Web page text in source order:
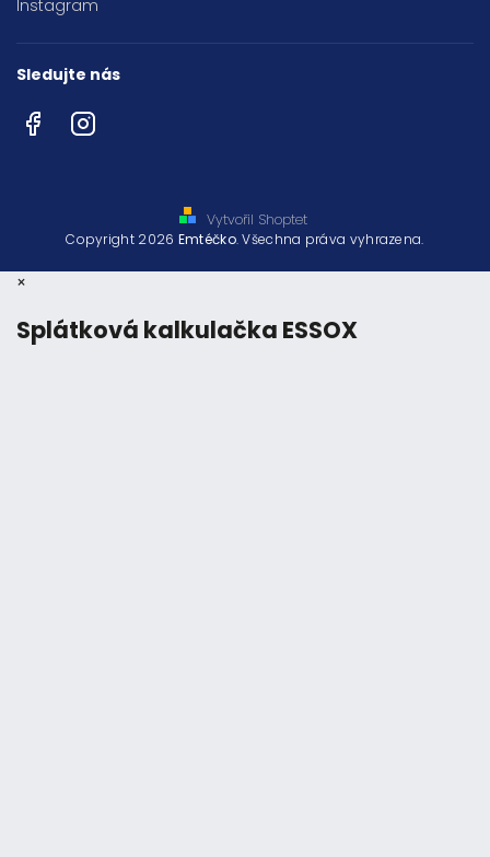
Instagram
Sledujte nás
FacebookInstagram
Vytvořil Shoptet
Copyright 2026 Emtéčko. Všechna práva vyhrazena.
×
Splátková kalkulačka ESSOX